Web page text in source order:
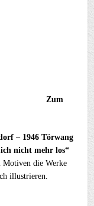
– 1946 Törwang
nicht mehr los“
Motiven die Werke
illustrieren.